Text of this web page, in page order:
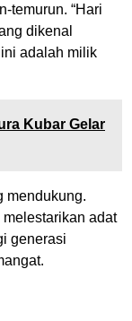
temurun. “Hari
dikenal
adalah milik
Kubar Gelar
mendukung.
adat
generasi